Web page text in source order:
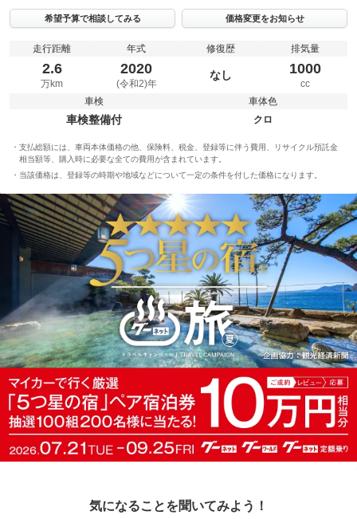
希望予算で相談してみる 価格変更をお知らせ
走行距離
2.6
万km
年式
2020
(令和2)年
修復歴
なし
排気量
1000
cc
車検
車検整備付
車体色
クロ
支払総額には、車両本体価格の他、保険料、税金、登録等に伴う費用、リサイクル預託金
相当額等、購入時に必要な全ての費用が含まれています。
当該価格は、登録等の時期や地域などについて一定の条件を付した価格になります。
気になることを聞いてみよう！